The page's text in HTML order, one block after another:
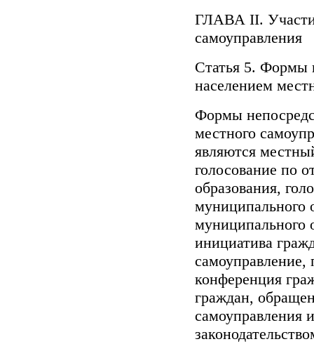
ГЛАВА II.
самоуправления
Статья 5. Формы
населением
Формы
местного
являются
голосование по
образования,
муниципального
муниципального
инициатива
конференция
граждан,
самоуправления